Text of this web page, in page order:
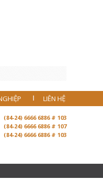
LIÊN HỆ
(84-24) 6666 6886 # 103
(84-24) 6666 6886 # 107
(84-24) 6666 6886 # 103